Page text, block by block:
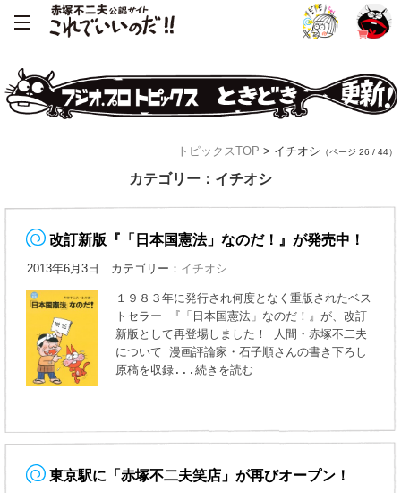
トピックスTOP > イチオシ （ページ 26 / 44）
カテゴリー：イチオシ
改訂新版『「日本国憲法」なのだ！』が発売中！
2013年6月3日 カテゴリー： イチオシ
１９８３年に発行され何度となく重版されたベス
トセラー 『「日本国憲法」なのだ！』が、改訂
新版として再登場しました！ 人間・赤塚不二夫
について 漫画評論家・石子順さんの書き下ろし
原稿を収録 ...続きを読む
東京駅に「赤塚不二夫笑店」が再びオープン！